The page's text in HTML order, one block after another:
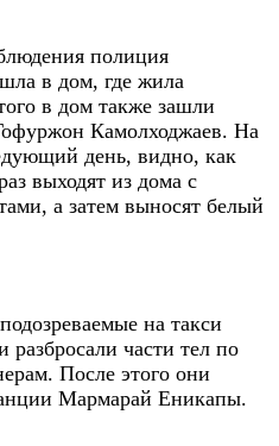
полиция
в дом, где жила
в дом также зашли
Камолходжаев. На
день, видно, как
выходят из дома с
а затем выносят белый
на такси
части тел по
После этого они
Мармарай Еникапы.